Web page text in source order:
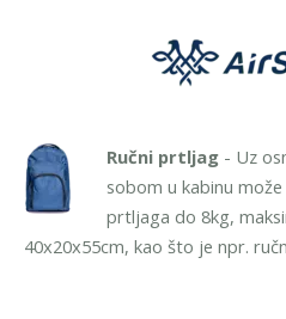
Ručni prtljag - Uz
sobom u kabinu
prtljaga do 8kg,
40x20x55cm, kao što je npr.